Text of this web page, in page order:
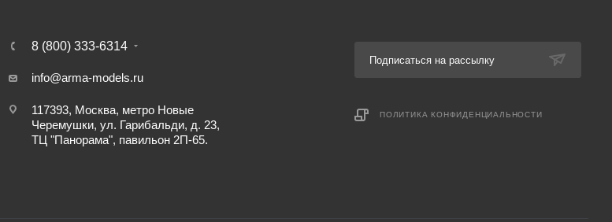
8 (800) 333-6314
info@arma-models.ru
117393, Москва, метро Новые
Черемушки, ул. Гарибальди, д. 23,
ТЦ "Панорама", павильон 2П-65.
Подписаться на рассылку
ПОЛИТИКА КОНФИДЕНЦИАЛЬНОСТИ